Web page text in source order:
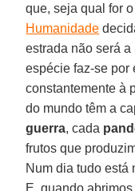
que, seja qual for
Humanidade
estrada não será a
espécie faz-se por
constantemente à
do mundo têm a
guerra, cada
frutos que
Num dia tudo está
E, quando